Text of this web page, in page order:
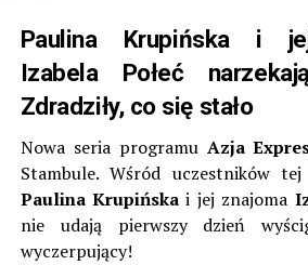
Paulina Krupińska i
Izabela Połeć
Zdradziły, co się stało
Nowa seria programu Azja
Stambule. Wśród uczestników
Paulina Krupińskai jej znajoma
nie udają pierwszy dzień
wyczerpujący!